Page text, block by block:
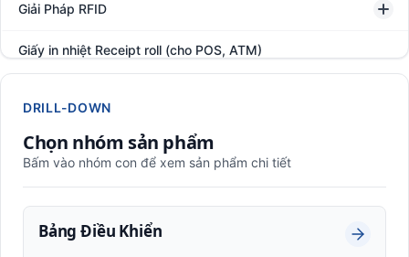
Giải Pháp RFID
Giấy in nhiệt Receipt roll (cho POS, ATM)
DRILL-DOWN
Chọn nhóm sản phẩm
Bấm vào nhóm con để xem sản phẩm chi tiết
Bảng Điều Khiển